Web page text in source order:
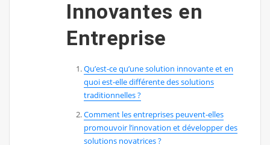
Innovantes en
Entreprise
Qu’est-ce qu’une solution innovante et en
quoi est-elle différente des solutions
traditionnelles ?
Comment les entreprises peuvent-elles
promouvoir l’innovation et développer des
solutions novatrices ?